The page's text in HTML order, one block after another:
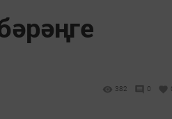
382 0